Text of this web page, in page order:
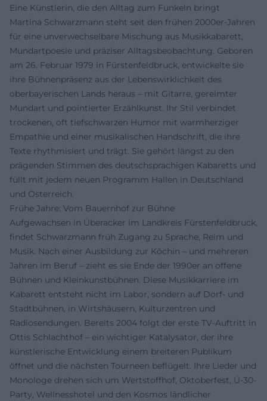
Eine Künstlerin, die den Alltag zum Funkeln bringt
Martina Schwarzmann steht seit den frühen 2000er-Jahren
für eine unverwechselbare Mischung aus Musikkabarett,
Mundartpoesie und präziser Alltagsbeobachtung. Geboren
am 26. Februar 1979 in Fürstenfeldbruck, entwickelte sie
ihre Bühnenpräsenz aus der Lebenswirklichkeit des
oberbayerischen Lands heraus – mit Gitarre, gereimter
Mundart und pointierter Erzählkunst. Ihr Stil verbindet
trockenen, oft tiefschwarzen Humor mit warmherziger
Empathie und einer musikalischen Handschrift, die ihre
Texte rhythmisiert und trägt. Sie gehört längst zu den
prägenden Stimmen des deutschsprachigen Kabaretts und
füllt mit jedem neuen Programm Hallen in Deutschland
und Österreich.
Frühe Jahre: Vom Bauernhof zur Bühne
Aufgewachsen in Überacker im Landkreis Fürstenfeldbruck,
findet Schwarzmann früh Zugang zu Sprache, Reim und
Musik. Nach einer Ausbildung zur Köchin – und mehreren
Jahren im Beruf – zieht es sie Ende der 1990er an offene
Bühnen und Kleinkunstbühnen. Diese Musikkarriere im
Kabarett entsteht nicht im Labor, sondern auf Dorf- und
Stadtbühnen, in Wirtshäusern, Kulturzentren und
Radiosendungen. Bereits 2004 folgt der erste TV-Auftritt in
Ottis Schlachthof – ein wichtiger Katalysator, der ihre
künstlerische Entwicklung einem breiteren Publikum
öffnet und die nächsten Tourneen beflügelt. Ihre Lieder und
Monologe drehen sich um Wertstoffhof, Oktoberfest, Ü-30-
Party, Wellnesshotel und den Kosmos ländlicher